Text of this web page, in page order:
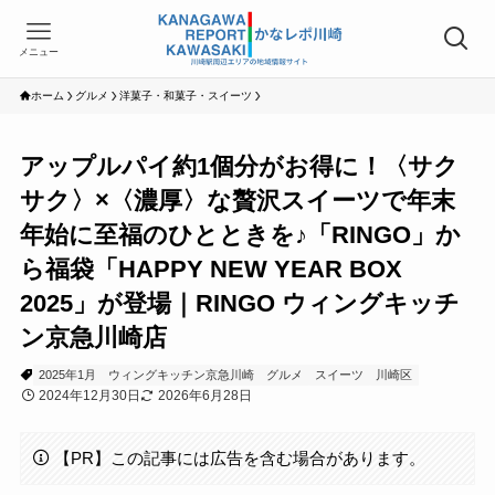
メニュー
ホーム グルメ 洋菓子・和菓子・スイーツ
アップルパイ約1個分がお得に！〈サク
サク〉×〈濃厚〉な贅沢スイーツで年末
年始に至福のひとときを♪「RINGO」か
ら福袋「HAPPY NEW YEAR BOX
2025」が登場｜RINGO ウィングキッチ
ン京急川崎店
2025年1月 ウィングキッチン京急川崎 グルメ スイーツ 川崎区
2024年12月30日 2026年6月28日
【PR】この記事には広告を含む場合があります。